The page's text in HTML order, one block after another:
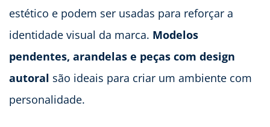
estético e podem ser usadas para reforçar a
identidade visual da marca. Modelos
pendentes, arandelas e peças com design
autoral são ideais para criar um ambiente com
personalidade.